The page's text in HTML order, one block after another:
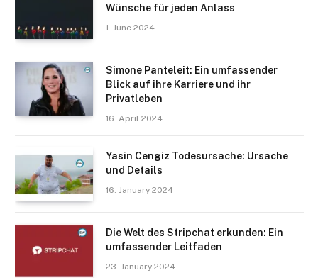
Wünsche für jeden Anlass
1. June 2024
Simone Panteleit: Ein umfassender
Blick auf ihre Karriere und ihr
Privatleben
16. April 2024
Yasin Cengiz Todesursache: Ursache
und Details
16. January 2024
Die Welt des Stripchat erkunden: Ein
umfassender Leitfaden
23. January 2024